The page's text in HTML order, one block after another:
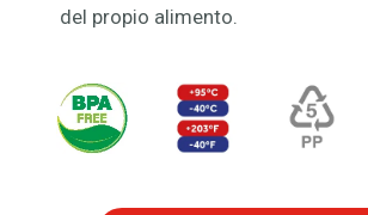
del propio alimento.